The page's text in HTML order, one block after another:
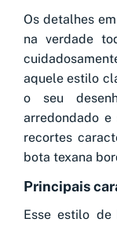
Os detalhes
na verdade
aquele estilo
o seu
arredondado
recortes
bota texana
Principais
Esse estilo